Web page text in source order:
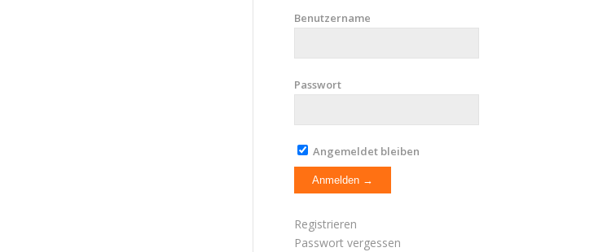
Benutzername
Passwort
Angemeldet bleiben
Registrieren
Passwort vergessen